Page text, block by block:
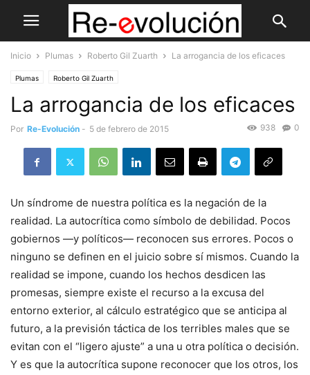
Inicio Plumas Roberto Gil Zuarth La arrogancia de los eficaces
Plumas Roberto Gil Zuarth
La arrogancia de los eficaces
Por Re-Evolución - 5 de febrero de 2015 0
938
Un síndrome de nuestra política es la negación de la
realidad. La autocrítica como símbolo de debilidad. Pocos
gobiernos —y políticos— reconocen sus errores. Pocos o
ninguno se definen en el juicio sobre sí mismos. Cuando la
realidad se impone, cuando los hechos desdicen las
promesas, siempre existe el recurso a la excusa del
entorno exterior, al cálculo estratégico que se anticipa al
futuro, a la previsión táctica de los terribles males que se
evitan con el “ligero ajuste” a una u otra política o decisión.
Y es que la autocrítica supone reconocer que los otros, los